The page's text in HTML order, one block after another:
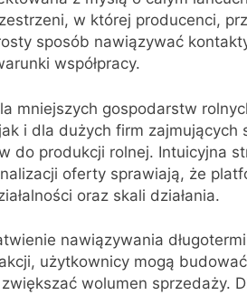
w której producenci,
sposób nawiązywać
współpracy.
mniejszych gospodarstw
i dla dużych firm zajmujących
do produkcji rolnej. Intuicyjna
oferty sprawiają, że
oraz skali działania.
nawiązywania
użytkownicy mogą
wolumen sprzedaży.